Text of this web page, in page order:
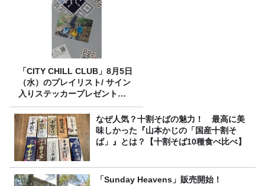
「CITY CHILL CLUB」8月5日
（水）のプレイリスト/ サイン
入りステッカープレゼント有
り
なぜ人気？十割そばの魅力！ 最高に美
味しかった『山本かじの「国産十割そ
ば」』とは？【十割そば10種食べ比べ】
「Sunday Heavens」販売開始！